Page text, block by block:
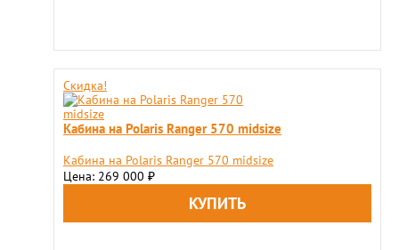
Скидка!
Кабина на Polaris Ranger 570 midsize
Кабина на Polaris Ranger 570 midsize
Цена: 269 000 ₽